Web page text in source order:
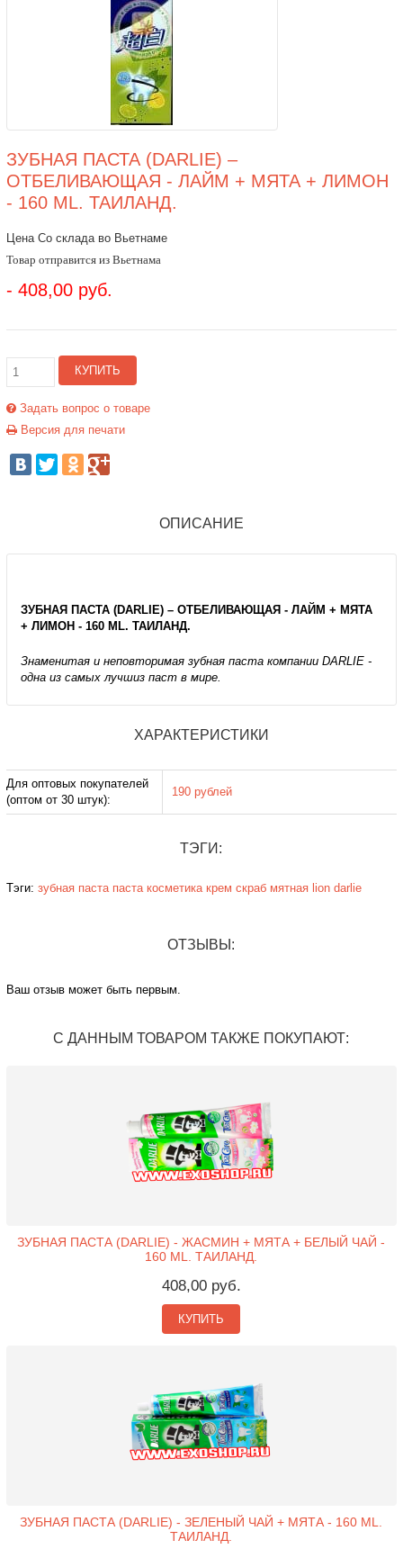
ЗУБНАЯ ПАСТА (DARLIE) –
ОТБЕЛИВАЮЩАЯ - ЛАЙМ + МЯТА + ЛИМОН
- 160 ML. ТАИЛАНД.
Цена Со склада во Вьетнаме
Товар отправится из Вьетнама
- 408,00 руб.
КУПИТЬ
Задать вопрос о товаре
Версия для печати
ОПИСАНИЕ
ЗУБНАЯ ПАСТА (DARLIE) – ОТБЕЛИВАЮЩАЯ - ЛАЙМ + МЯТА
+ ЛИМОН - 160 ML. ТАИЛАНД.
Знаменитая и неповторимая зубная паста компании DARLIE -
одна из самых лучшиз паст в мире.
ХАРАКТЕРИСТИКИ
Для оптовых покупателей
(оптом от 30 штук):
190 рублей
ТЭГИ:
Тэги: зубная паста паста косметика крем скраб мятная lion darlie
ОТЗЫВЫ:
Ваш отзыв может быть первым.
С ДАННЫМ ТОВАРОМ ТАКЖЕ ПОКУПАЮТ:
ЗУБНАЯ ПАСТА (DARLIE) - ЖАСМИН + МЯТА + БЕЛЫЙ ЧАЙ -
160 ML. ТАИЛАНД.
408,00 руб.
КУПИТЬ
ЗУБНАЯ ПАСТА (DARLIE) - ЗЕЛЕНЫЙ ЧАЙ + МЯТА - 160 ML.
ТАИЛАНД.